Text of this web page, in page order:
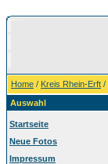
Home / Kreis Rhein-Erft /
Auswahl
Startseite
Neue Fotos
Impressum